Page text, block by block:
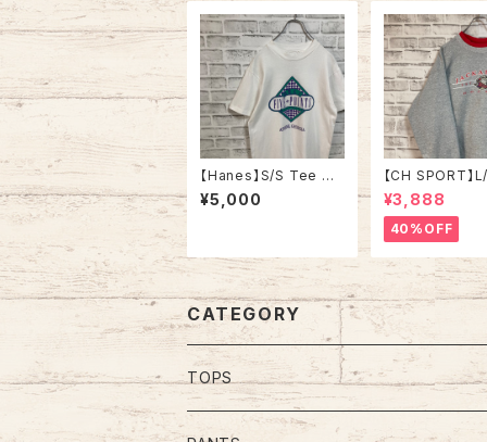
【Hanes】S/S Tee M
80s-90s Made in U
SA Vintage Tシャツ
レストラン アメリカ US
A レトロ 古着
¥5,000
【CH SPORT】
eat L 90s
SA スウェット ト
ー USA製
ケー チームロゴ
ツモノ アメリカ
着
¥3,888
40%OFF
CATEGORY
TOPS